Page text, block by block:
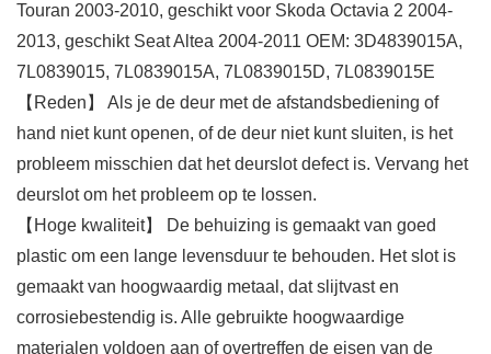
Touran 2003-2010, geschikt voor Skoda Octavia 2 2004-
2013, geschikt Seat Altea 2004-2011 OEM: 3D4839015A,
7L0839015, 7L0839015A, 7L0839015D, 7L0839015E
【Reden】 Als je de deur met de afstandsbediening of
hand niet kunt openen, of de deur niet kunt sluiten, is het
probleem misschien dat het deurslot defect is. Vervang het
deurslot om het probleem op te lossen.
【Hoge kwaliteit】 De behuizing is gemaakt van goed
plastic om een lange levensduur te behouden. Het slot is
gemaakt van hoogwaardig metaal, dat slijtvast en
corrosiebestendig is. Alle gebruikte hoogwaardige
materialen voldoen aan of overtreffen de eisen van de